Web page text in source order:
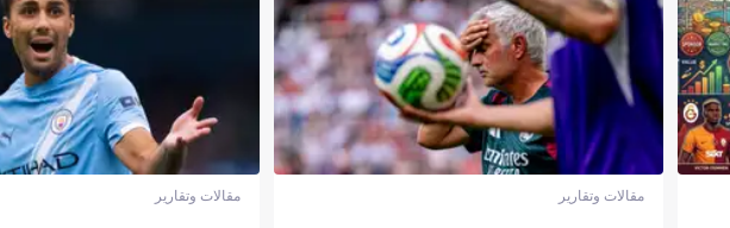
مقالات وتقارير مقالات وتقارير